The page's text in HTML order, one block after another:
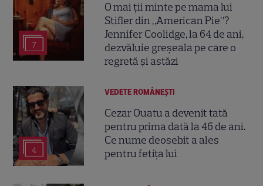
7
O mai ții minte pe mama lui
Stifler din „American Pie”?
Jennifer Coolidge, la 64 de ani,
dezvăluie greșeala pe care o
regretă și astăzi
4
VEDETE ROMÂNEŞTI
Cezar Ouatu a devenit tată
pentru prima dată la 46 de ani.
Ce nume deosebit a ales
pentru fetița lui